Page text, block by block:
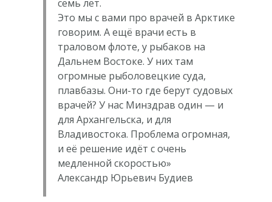
семь лет.
Это мы с вами про врачей в Арктике
говорим. А ещё врачи есть в
траловом флоте, у рыбаков на
Дальнем Востоке. У них там
огромные рыболовецкие суда,
плавбазы. Они-то где берут судовых
врачей? У нас Минздрав один — и
для Архангельска, и для
Владивостока. Проблема огромная,
и её решение идёт с очень
медленной скоростью»
Александр Юрьевич Будиев